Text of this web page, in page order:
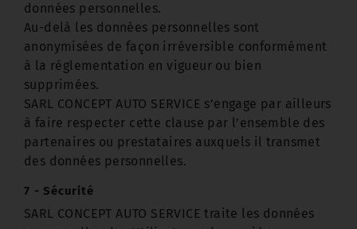
données personnelles.
Au-delà les données personnelles sont
anonymisées de façon irréversible conformément
à la réglementation en vigueur ou bien
supprimées.
SARL CONCEPT AUTO SERVICE s’engage par ailleurs
à faire respecter cette clause par l’ensemble des
partenaires ou prestataires auxquels il transmet
des données personnelles.
7 - Sécurité
SARL CONCEPT AUTO SERVICE traite les données